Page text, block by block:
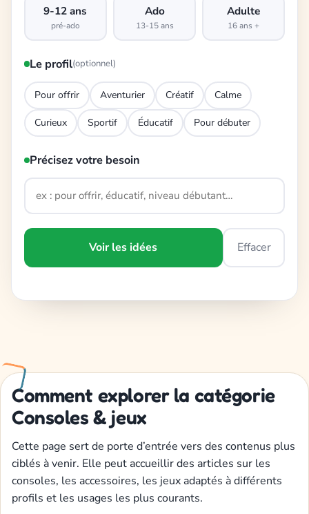
9-12 ans
pré-ado
Ado
13-15 ans
Adulte
16 ans +
Le profil(optionnel)
Pour offrir Aventurier Créatif Calme
Curieux Sportif Éducatif Pour débuter
Précisez votre besoin
Voir les idées Effacer
Comment explorer la catégorie
Consoles & jeux
Cette page sert de porte d’entrée vers des contenus plus
ciblés à venir. Elle peut accueillir des articles sur les
consoles, les accessoires, les jeux adaptés à différents
profils et les usages les plus courants.